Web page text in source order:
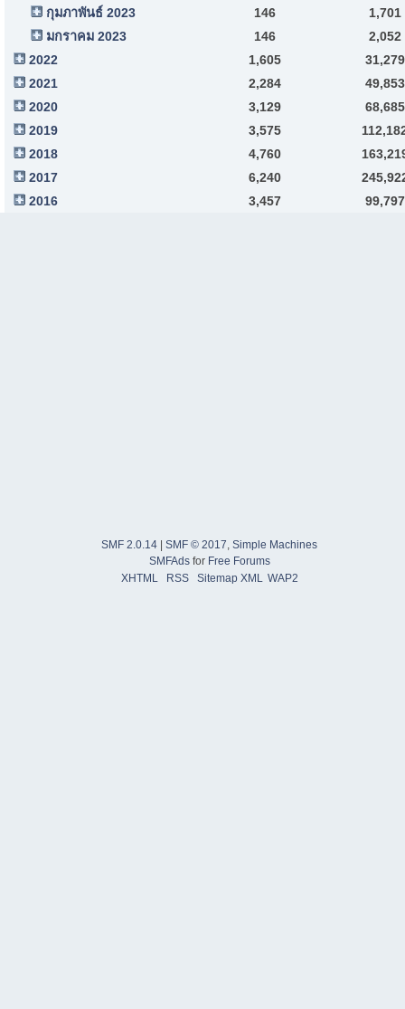
กุมภาพันธ์ 2023
146
1,701
มกราคม 2023
146
2,052
2022
1,605
31,279
2021
2,284
49,853
2020
3,129
68,685
2019
3,575
2018
4,760
2017
6,240
2016
3,457 99,797
SMF 2.0.14 SMF © 2017 Simple Machines
SMFAdsfor Free Forums
XHTML
RSS Sitemap XML WAP2